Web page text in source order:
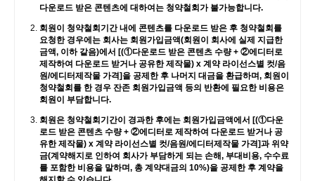
다운로드 받은 콘텐츠에 대하여는 청약철회가 불가능합니다.
회원이 청약철회기간 내에 콘텐츠를 다운로드 받은 후 청약철회를
요청한 경우에는 회사는 회원가입금액(회원이 회사에 실제 지급한
금액, 이하 같음)에서 [(①다운로드 받은 콘텐츠 수량 + ②에디터로
제작하여 다운로드 받거나 공유한 제작물) x 계약 라이선스별 컷/음
원/에디터제작물 가격]을 공제한 후 나머지 대금을 환급하며, 회원이
청약철회를 한 경우 잔존 회원가입금액 등의 반환에 필요한 비용은
회원이 부담합니다.
회원은 청약철회기간이 경과한 후에는 회원가입금액에서 [(①다운
로드 받은 콘텐츠 수량 + ②에디터로 제작하여 다운로드 받거나 공
유한 제작물) x 계약 라이선스별 컷/음원/에디터제작물 가격]과 위약
금(계약해지로 인하여 회사가 부담하게 되는 손해, 부대비용, 수수료
를 포함한 비용을 말하며, 총 계약대금의 10%)을 공제한 후 계약을